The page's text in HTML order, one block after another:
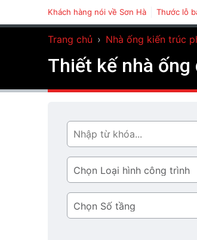
Khách hàng nói về Sơn Hà Thước lỗ
Trang chủ › Nhà ống kiến trúc
Thiết kế nhà
Tìm
Loại
hình
công
trình
Số
tầng